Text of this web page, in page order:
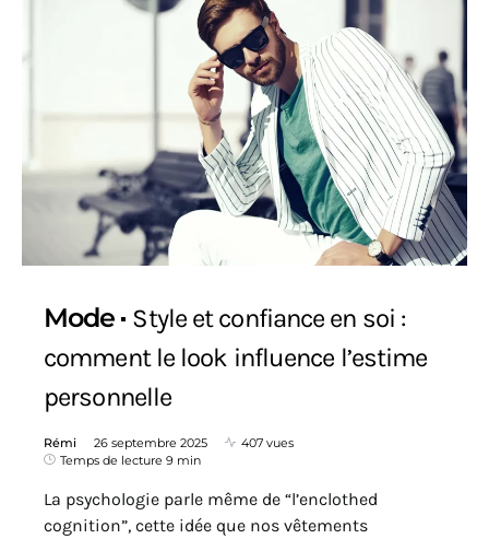
Mode
Style et confiance en soi :
comment le look influence l’estime
personnelle
Rémi 26 septembre 2025
407 vues
Temps de lecture 9 min
La psychologie parle même de “l’enclothed
cognition”, cette idée que nos vêtements